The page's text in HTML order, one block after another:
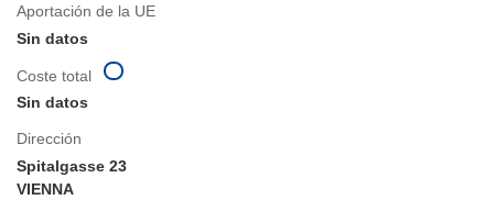
Aportación de la UE
Sin datos
Dirección
Spitalgasse 23
VIENNA
Coste total
Sin datos